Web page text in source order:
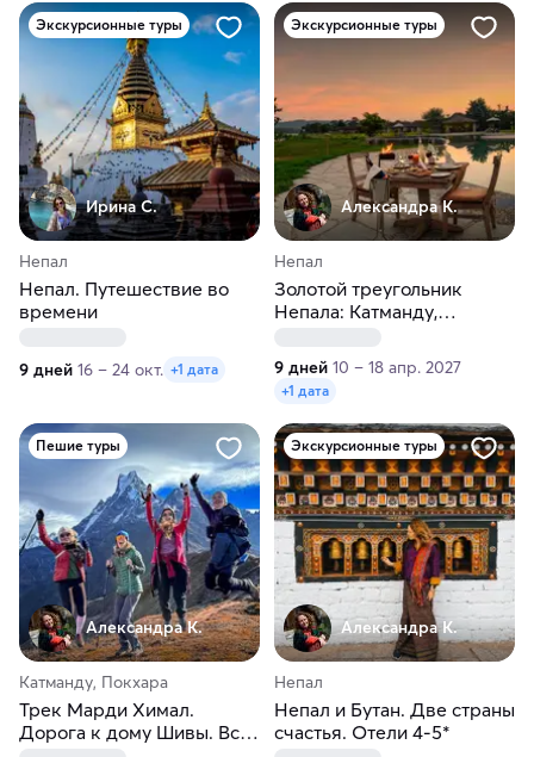
Экскурсионные туры
Ирина С.
Непал
Непал. Путешествие во
времени
9 дней 16 – 24 окт. +1 дата
Экскурсионные туры
Александра К.
Непал
Золотой треугольник
Непала: Катманду,
отели 5*
9 дней 10 – 18 апр. 2027
+1 дата
Пешие туры
Александра К.
Катманду, Покхара
Трек Марди Химал.
Дорога к дому Шивы. Все
Экскурсионные туры
Александра К.
Непал
Непал и Бутан. Две страны
счастья. Отели 4-5*